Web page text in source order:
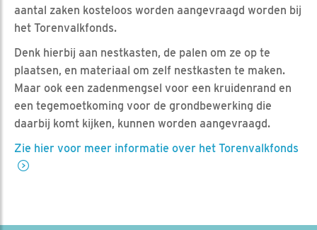
aantal zaken kosteloos worden aangevraagd worden bij
het Torenvalkfonds.
Denk hierbij aan nestkasten, de palen om ze op te
plaatsen, en materiaal om zelf nestkasten te maken.
Maar ook een zadenmengsel voor een kruidenrand en
een tegemoetkoming voor de grondbewerking die
daarbij komt kijken, kunnen worden aangevraagd.
Zie hier voor meer informatie over het Torenvalkfonds